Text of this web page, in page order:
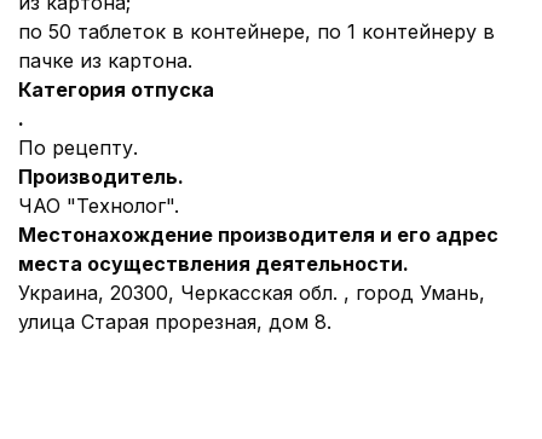
по 50 таблеток в контейнере, по 1 контейнеру в
пачке из картона.
Категория отпуска
.
По рецепту.
Производитель.
ЧАО "Технолог".
Местонахождение производителя и его адрес
места осуществления деятельности.
Украина, 20300, Черкасская обл. , город Умань,
улица Старая прорезная, дом 8.